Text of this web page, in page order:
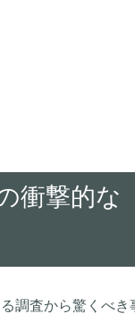
衝撃的な
調査から驚くべき